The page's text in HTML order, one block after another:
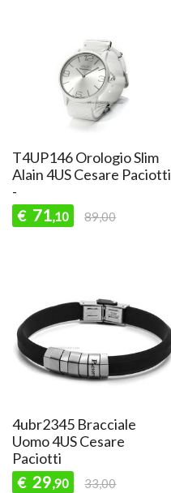
T4UP146 Orologio Slim
Alain 4US Cesare Paciotti
-
€ 71,10 89,00
4ubr2345 Bracciale
Uomo 4US Cesare
Paciotti
€ 29,90 33,00